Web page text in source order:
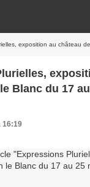
exposition au château de Saint Jean
Blanc du 17
16:19